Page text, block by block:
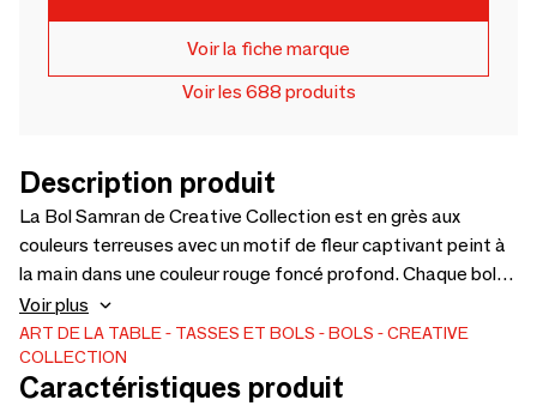
Voir la fiche marque
Voir les 688 produits
Description produit
La Bol Samran de Creative Collection est en grès aux
couleurs terreuses avec un motif de fleur captivant peint à
la main dans une couleur rouge foncé profond. Chaque bol
sera unique car il est décoré à la main, avec des variations
de couleur et de motif. - D11xH7 cm
Voir plus
ART DE LA TABLE TASSES ET BOLS BOLS
CREATIVE
COLLECTION
Caractéristiques produit